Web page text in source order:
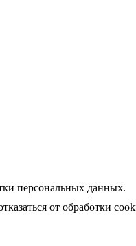
персональных данных.
от обработки